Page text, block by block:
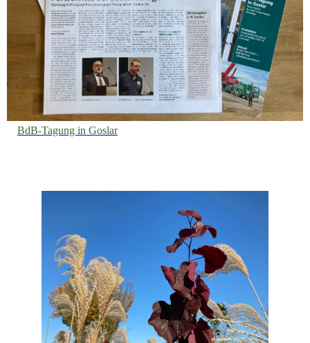
BdB-Tagung in Goslar